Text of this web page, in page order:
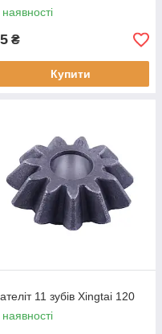
₴
Купити
11 зубів Xingtai 120